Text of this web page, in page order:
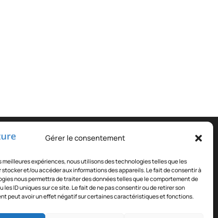
Gérer le consentement
meilleures expériences, nous utilisons des technologies telles que les
stocker et/ou accéder aux informations des appareils. Le fait de consentir à
nous permettra de traiter des données telles que le comportement de
les ID uniques sur ce site. Le fait de ne pas consentir ou de retirer son
peut avoir un effet négatif sur certaines caractéristiques et fonctions.
: